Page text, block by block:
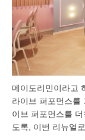
메이도리민이라고
라이브 퍼포먼스를
이브 퍼포먼스를
도록, 이번 리뉴얼